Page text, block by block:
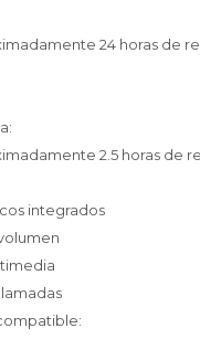
24 horas de
2.5 horas de
integrados